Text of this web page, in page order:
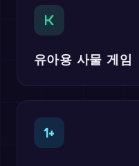
K
유아용 사물 게임
1+